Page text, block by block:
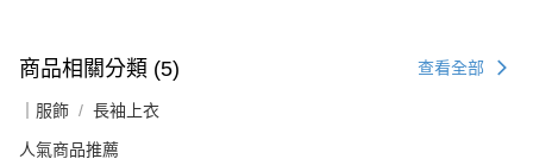
商品相關分類 (5) 查看全部
｜服飾 長袖上衣
人氣商品推薦